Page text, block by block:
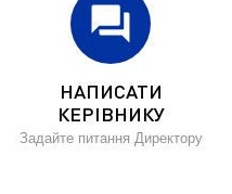
forum
НАПИСАТИ
КЕРІВНИКУ
Задайте питання Директору